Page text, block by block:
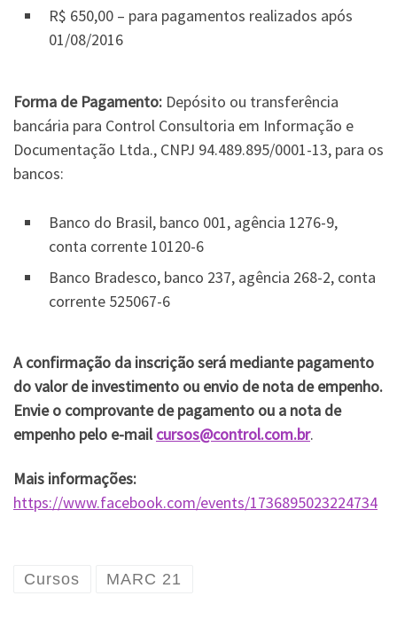
R$ 650,00 – para pagamentos realizados após
01/08/2016
Forma de Pagamento: Depósito ou transferência
bancária para Control Consultoria em Informação e
Documentação Ltda., CNPJ 94.489.895/0001-13, para os
bancos:
Banco do Brasil, banco 001, agência 1276-9,
conta corrente 10120-6
Banco Bradesco, banco 237, agência 268-2, conta
corrente 525067-6
A confirmação da inscrição será mediante pagamento
do valor de investimento ou envio de nota de empenho.
Envie o comprovante de pagamento ou a nota de
empenho pelo e-mailcursos@control.com.br.
Mais informações:
https://www.facebook.com/events/1736895023224734
Cursos MARC 21